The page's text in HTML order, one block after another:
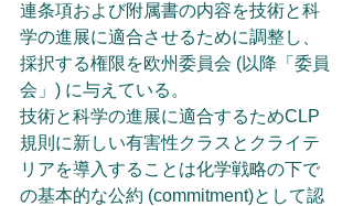
連条項および附属書の内容を技術と科
学の進展に適合させるために調整し、
採択する権限を欧州委員会 (以降「委員
会」) に与えている。
技術と科学の進展に適合するためCLP
規則に新しい有害性クラスとクライテ
リアを導入することは化学戦略の下で
の基本的な公約 (commitment)として認